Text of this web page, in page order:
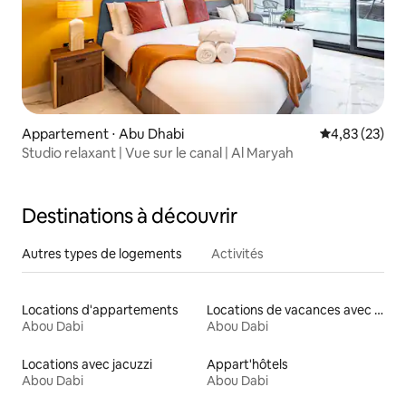
Appartement ⋅ Abu Dhabi Évaluation
4,83 (23)
Studio relaxant | Vue sur le canal | Al Maryah
Destinations à découvrir
Autres types de logements Activités
Locations d'appartements
Abou Dabi
Locations de vacances avec piscine
Abou Dabi
Locations avec jacuzzi
Abou Dabi
Appart'hôtels
Abou Dabi